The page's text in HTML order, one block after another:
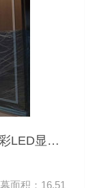
LED显示